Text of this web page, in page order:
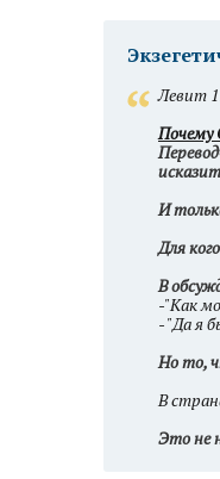
Левит
Почему
И
Для
В
-"Как
- "Да я
Но то,
В
Это не